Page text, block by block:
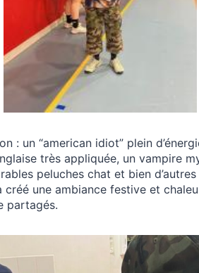
: un “american idiot” plein
très appliquée, un vampire
peluches chat et bien
créé une ambiance festive et
partagés.